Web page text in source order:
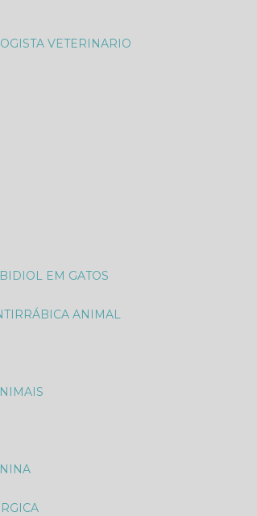
VETERINARIO​
EM GATOS
ANIMAL